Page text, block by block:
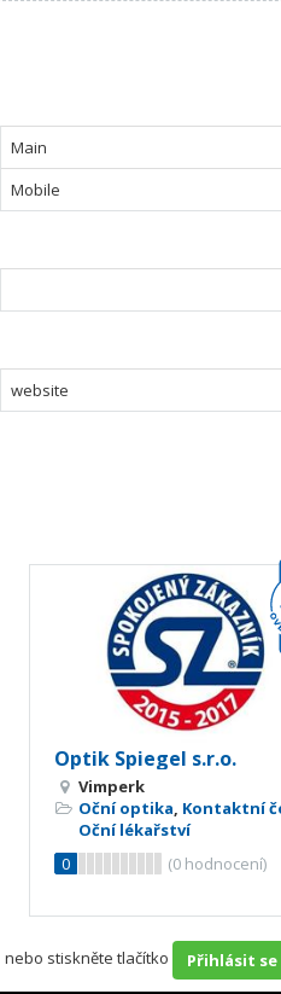
Main
Mobile
website
Optik Spiegel s.r.o.
Vimperk
Oční optika, Kontaktní
Oční lékařství
0
(0 hodnocení)
nebo stiskněte tlačítko Přihlásit